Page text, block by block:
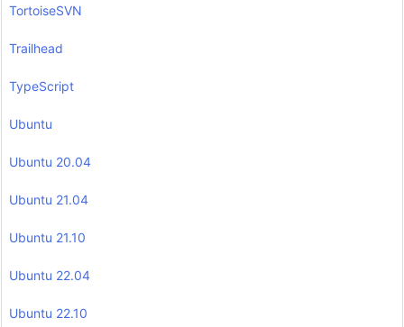
TortoiseSVN
Trailhead
TypeScript
Ubuntu
Ubuntu 20.04
Ubuntu 21.04
Ubuntu 21.10
Ubuntu 22.04
Ubuntu 22.10